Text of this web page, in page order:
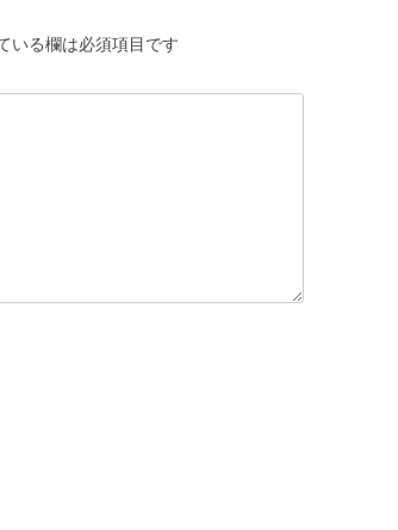
いる欄は必須項目です